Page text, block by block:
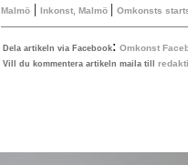
Malmö | Inkonst, Malmö | Omkonsts
Dela artikeln via Facebook: Omkonst
Vill du kommentera artikeln maila till